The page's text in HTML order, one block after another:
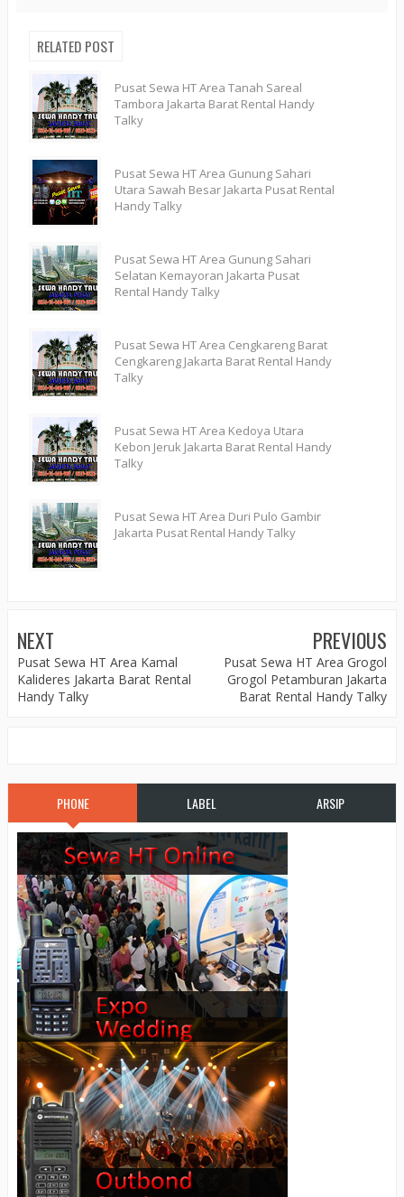
RELATED POST
Pusat Sewa HT Area Tanah Sareal
Tambora Jakarta Barat Rental Handy
Talky
Pusat Sewa HT Area Gunung Sahari
Utara Sawah Besar Jakarta Pusat Rental
Handy Talky
Pusat Sewa HT Area Gunung Sahari
Selatan Kemayoran Jakarta Pusat
Rental Handy Talky
Pusat Sewa HT Area Cengkareng Barat
Cengkareng Jakarta Barat Rental Handy
Talky
Pusat Sewa HT Area Kedoya Utara
Kebon Jeruk Jakarta Barat Rental Handy
Talky
Pusat Sewa HT Area Duri Pulo Gambir
Jakarta Pusat Rental Handy Talky
NEXT
Pusat Sewa HT Area Kamal
Kalideres Jakarta Barat Rental
Handy Talky
PREVIOUS
Pusat Sewa HT Area Grogol
Grogol Petamburan Jakarta
Barat Rental Handy Talky
PHONE LABEL ARSIP